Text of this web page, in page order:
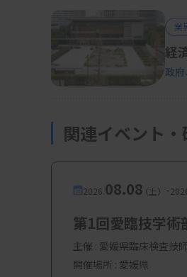
業
経
政
関連イベント
2026. 08.08（土） -
第1回愛臨技学術
主催 : 愛媛県臨床検査技
開催場所 : 愛媛県